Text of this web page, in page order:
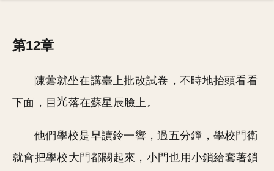
第12章
陳蕓就坐在講臺上批改試卷，不時地抬頭看看
下面，目
落在蘇星辰臉上。
他們學校是早讀鈴一響，過五分鐘，學校門衛
就會把學校大門都關起來，小門也用小鎖給套著鎖